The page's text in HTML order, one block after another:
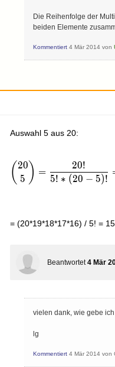
Die Reihenfolge der
beiden Elemente
Kommentiert 4 Mär 2014 von
Auswahl 5 aus 20:
\binom{20}{5} =
( 5
20 ) =
5! ∗ (20 − 5)!
20!
= (20*19*18*17*16) / 5! =
Beantwortet 4 Mär
vielen dank, wie gebe
lg
Kommentiert 4 Mär 2014 von